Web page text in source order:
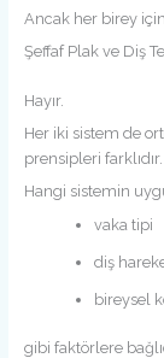
Ancak her birey
Şeffaf Plak ve Diş
Hayır.
Her iki sistem de
prensipleri farklıdır.
Hangi sistemin
vaka tipi
diş
bireysel
gibi faktörlere